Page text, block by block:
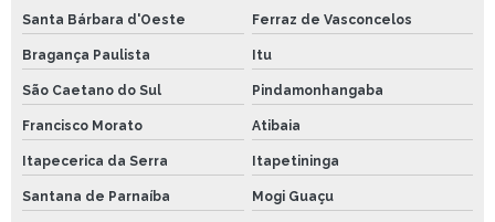
Santa Bárbara d'Oeste Ferraz de Vasconcelos
Bragança Paulista Itu
São Caetano do Sul Pindamonhangaba
Francisco Morato Atibaia
Itapecerica da Serra Itapetininga
Santana de Parnaíba Mogi Guaçu